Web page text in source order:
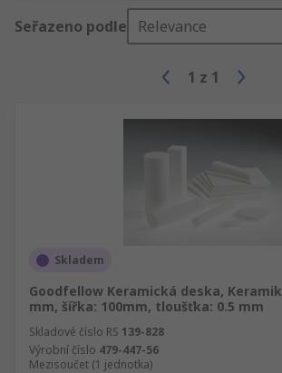
Seřazeno podle Relevance
1 z 1
Skladem
Goodfellow Keramická deska,
mm, šířka: 100mm, tloušťka: 0.5 mm
Skladové číslo RS 139-828
Výrobní číslo 479-447-56
Mezisoučet (1 jednotka)